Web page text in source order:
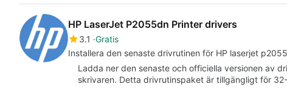
HP LaserJet P2055dn Printer drivers
3.1 Gratis
Installera den senaste drivrutinen för HP laserjet
Ladda ner den senaste och officiella versionen av
skrivaren. Detta drivrutinspaket är tillgängligt för